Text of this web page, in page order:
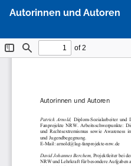
Artikeldetails
Autorinnen und Autoren